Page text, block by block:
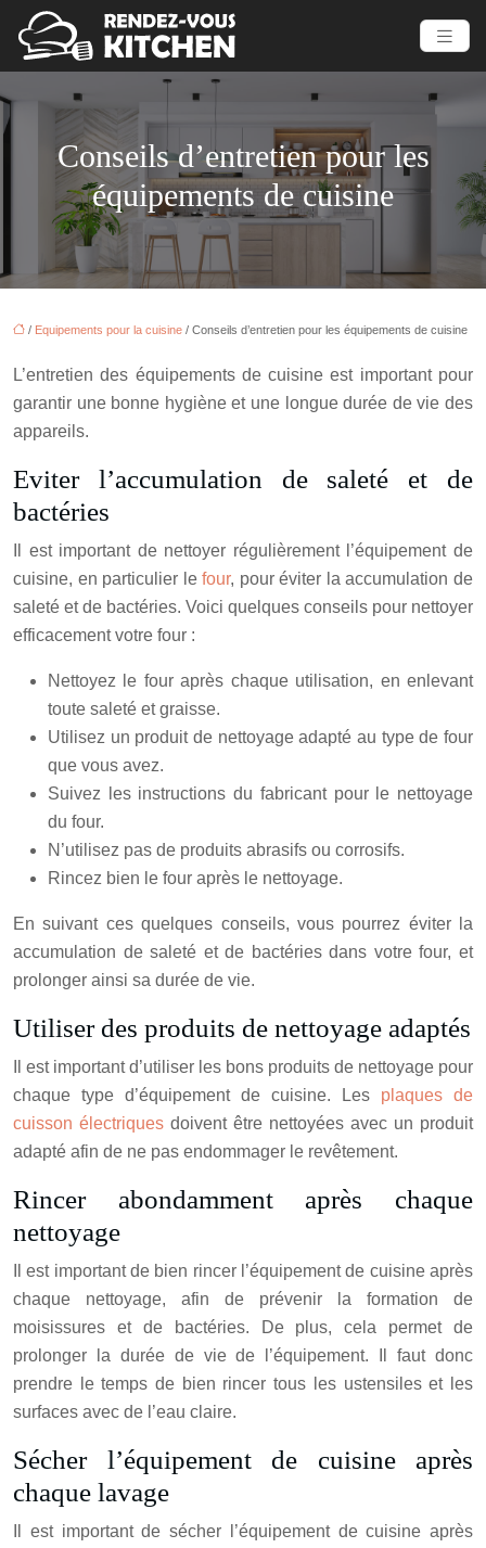
Conseils d’entretien pour les
équipements de cuisine
/ Equipements pour la cuisine / Conseils d’entretien pour les équipements de cuisine
L’entretien des équipements de cuisine est important pour
garantir une bonne hygiène et une longue durée de vie des
appareils.
Eviter l’accumulation de saleté et de
bactéries
Il est important de nettoyer régulièrement l’équipement de
cuisine, en particulier lefour, pour éviter la accumulation de
saleté et de bactéries. Voici quelques conseils pour nettoyer
efficacement votre four :
Nettoyez le four après chaque utilisation, en enlevant
toute saleté et graisse.
Utilisez un produit de nettoyage adapté au type de four
que vous avez.
Suivez les instructions du fabricant pour le nettoyage
du four.
N’utilisez pas de produits abrasifs ou corrosifs.
Rincez bien le four après le nettoyage.
En suivant ces quelques conseils, vous pourrez éviter la
accumulation de saleté et de bactéries dans votre four, et
prolonger ainsi sa durée de vie.
Utiliser des produits de nettoyage adaptés
Il est important d’utiliser les bons produits de nettoyage pour
chaque type d’équipement de cuisine. Les plaques de
cuisson électriques doivent être nettoyées avec un produit
adapté afin de ne pas endommager le revêtement.
Rincer abondamment après chaque
nettoyage
Il est important de bien rincer l’équipement de cuisine après
chaque nettoyage, afin de prévenir la formation de
moisissures et de bactéries. De plus, cela permet de
prolonger la durée de vie de l’équipement. Il faut donc
prendre le temps de bien rincer tous les ustensiles et les
surfaces avec de l’eau claire.
Sécher l’équipement de cuisine après
chaque lavage
Il est important de sécher l’équipement de cuisine après